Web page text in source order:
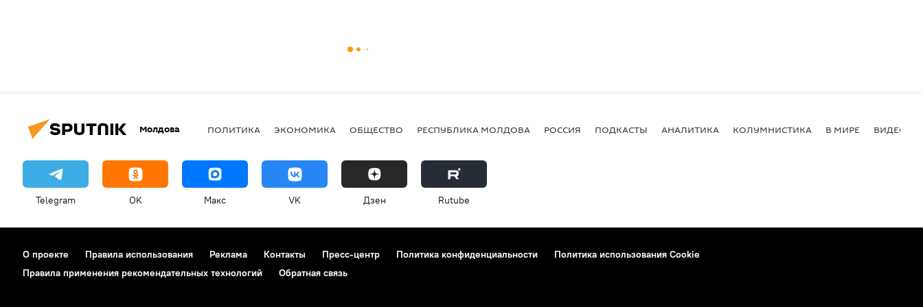
Молдова ПОЛИТИКА ЭКОНОМИКА ОБЩЕСТВО РЕСПУБЛИКА МОЛДОВА РОССИЯ ПОДКАСТЫ АНАЛИТИКА КОЛУМНИСТИКА В МИРЕ ВИДЕО
Telegram OK Макс VK Дзен Rutube
О проекте Правила использования Реклама Контакты Пресс-центр Политика конфиденциальности
Политика использования Cookie
Правила применения рекомендательных технологий
Обратная связь